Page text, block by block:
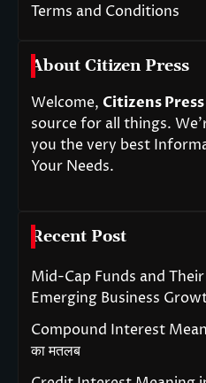
Terms and Conditions
About Citizen Press
Welcome, Citizens Press
source for all things.
you the very best
Your Needs.
Recent Post
Mid-Cap Funds and
Emerging Business
Compound Interest
का मतलब